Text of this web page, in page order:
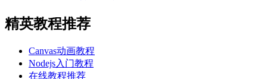
精英教程推荐
Canvas动画教程
Nodejs入门教程
在线教程推荐